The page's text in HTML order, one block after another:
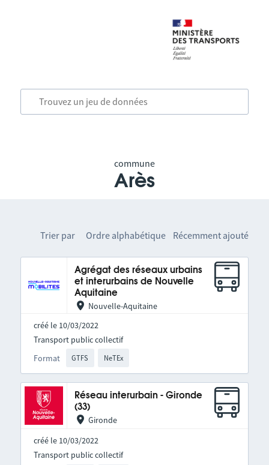
commune
Arès
Trier par Ordre alphabétique Récemment ajouté
Agrégat des réseaux urbains
et interurbains de Nouvelle
Aquitaine
Nouvelle-Aquitaine
créé le 10/03/2022
Format GTFS NeTEx
Transport public collectif
Réseau interurbain - Gironde
(33)
Gironde
créé le 10/03/2022
Transport public collectif